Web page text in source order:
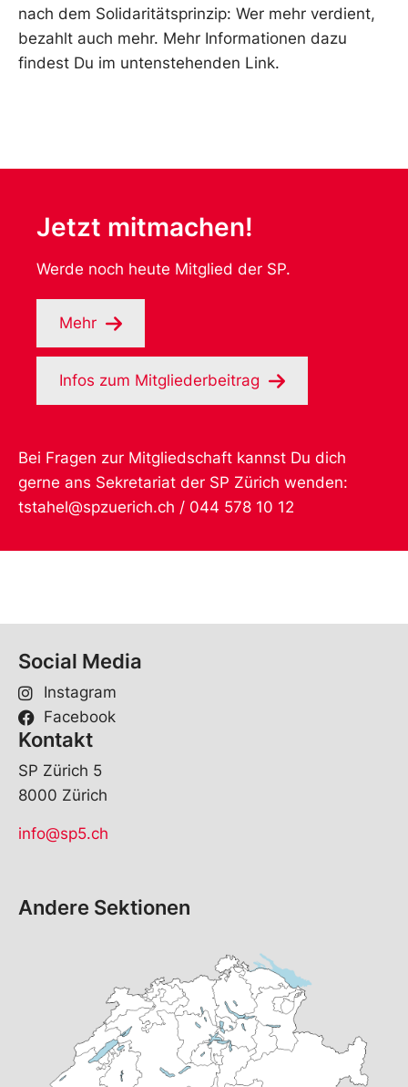
nach dem Solidaritätsprinzip: Wer mehr verdient,
bezahlt auch mehr. Mehr Informationen dazu
findest Du im untenstehenden Link.
Jetzt mitmachen!
Werde noch heute Mitglied der SP.
Mehr
Infos zum Mitgliederbeitrag
Bei Fragen zur Mitgliedschaft kannst Du dich
gerne ans Sekretariat der SP Zürich wenden:
tstahel@spzuerich.ch / 044 578 10 12
Social Media
Instagram
Facebook
Kontakt
SP Zürich 5
8000 Zürich
info@sp5.ch
Andere Sektionen